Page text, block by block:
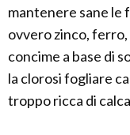
mantenere sane le
ovvero zinco, ferro,
concime a base di
la clorosi fogliare
troppo ricca di